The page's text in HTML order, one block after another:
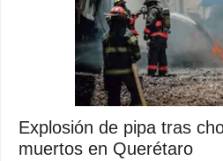
Explosión de pipa tras
muertos en Querétaro